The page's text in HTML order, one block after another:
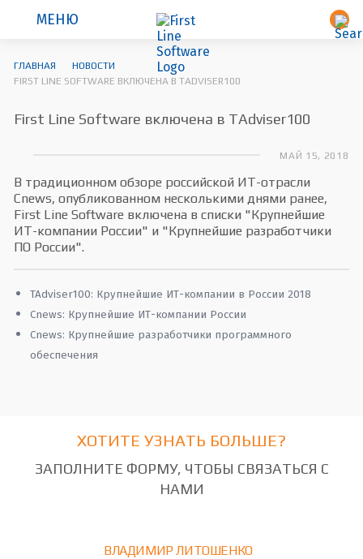
МЕНЮ
ГЛАВНАЯ
НОВОСТИ
FIRST LINE SOFTWARE ВКЛЮЧЕНА В TADVISER100
First Line Software включена в TAdviser100
МАЙ 15, 2018
В традиционном обзоре российской ИТ-отрасли
Cnews, опубликованном несколькими днями ранее,
First Line Software включена в списки "Крупнейшие
ИТ-компании России" и "Крупнейшие разработчики
ПО России".
TAdviser100: Крупнейшие ИТ-компании в России 2018
Cnews: Крупнейшие ИТ-компании России
Cnews: Крупнейшие разработчики программного
обеспечения
ХОТИТЕ УЗНАТЬ БОЛЬШЕ?
ЗАПОЛНИТЕ ФОРМУ, ЧТОБЫ СВЯЗАТЬСЯ С
НАМИ
ВЛАДИМИР ЛИТОШЕНКО